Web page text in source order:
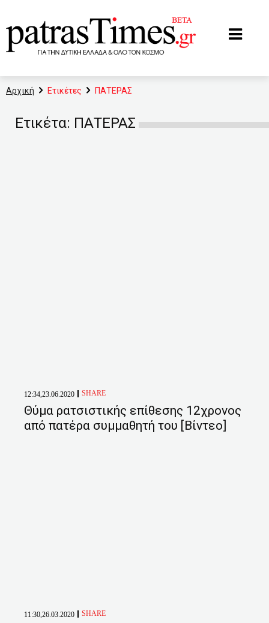
Αρχική Ετικέτες ΠΑΤΕΡΑΣ
Ετικέτα: ΠΑΤΕΡΑΣ
12:34,23.06.2020 SHARE
Θύμα ρατσιστικής επίθεσης 12χρονος
από πατέρα συμμαθητή του [Βίντεο]
11:30,26.03.2020 SHARE